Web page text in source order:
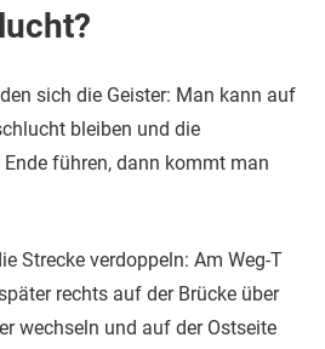
sich die Geister: Man kann auf
bleiben und die
führen, dann kommt man
Strecke verdoppeln: Am Weg-T
rechts auf der Brücke über
wechseln und auf der Ostseite